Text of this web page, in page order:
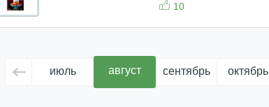
10
июль август сентябрь октябрь